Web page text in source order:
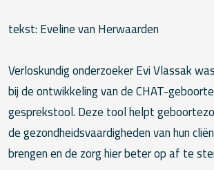
tekst: Eveline van Herwaarden
Verloskundig onderzoeker Evi Vlassak
bij de ontwikkeling van de CHAT-
gesprekstool. Deze tool helpt
de gezondheidsvaardigheden van hun
brengen en de zorg hier beter op af te